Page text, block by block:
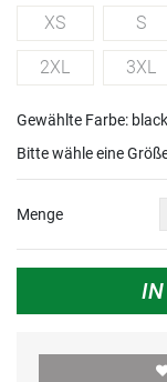
XS S
2XL 3XL
Gewählte Farbe:
Bitte wähle eine
Menge